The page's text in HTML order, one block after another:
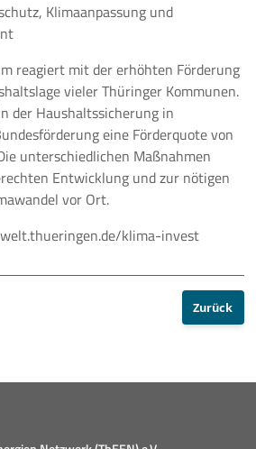
Klimaanpassung und
reagiert mit der erhöhten Förderung
vieler Thüringer Kommunen.
der Haushaltssicherung in
eine Förderquote von
unterschiedlichen Maßnahmen
Entwicklung und zur nötigen
vor Ort.
klima-invest
Zurück